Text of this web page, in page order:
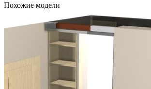
Похожие модели